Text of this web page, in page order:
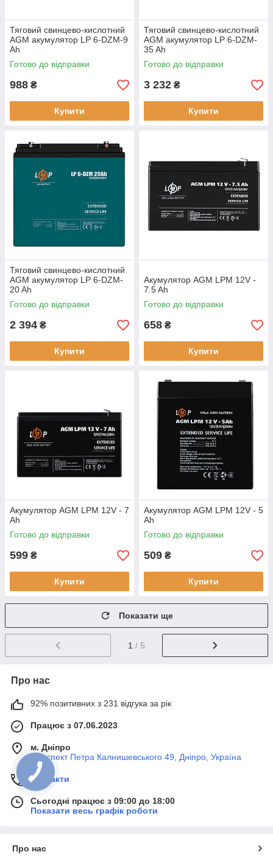
Тяговий свинцево-кислотний
AGM акумулятор LP 6-DZM-9
Ah
Готово до відправки
988 ₴
Купити
Тяговий свинцево-кислотний
AGM акумулятор LP 6-DZM-
35 Ah
Готово до відправки
3 232 ₴
Купити
Тяговий свинцево-кислотний
AGM акумулятор LP 6-DZM-
20 Ah
Готово до відправки
2 394 ₴
Купити
Акумулятор AGM LPM 12V -
7.5 Ah
Готово до відправки
658 ₴
Купити
Акумулятор AGM LPM 12V - 7
Ah
Готово до відправки
599 ₴
Купити
Акумулятор AGM LPM 12V - 5
Ah
Готово до відправки
509 ₴
Купити
Показати ще
1 / 5
Про нас
92% позитивних з 231 відгука за рік
Працює з 07.06.2023
м. Дніпро
Проспект Петра Калнишевського 49, Дніпро, Україна
Контакти
Сьогодні працює з 09:00 до 18:00
Показати весь графік роботи
Про нас